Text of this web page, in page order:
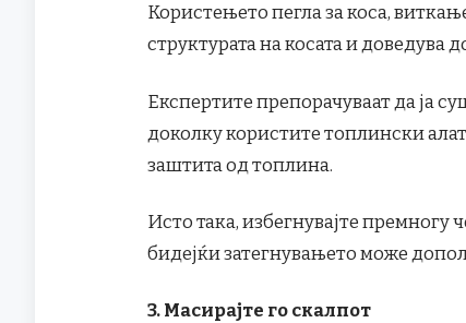
Користењето пегла за коса,
структурата на косата и доведува
Експертите препорачуваат да ја
доколку користите топлински
заштита од топлина.
Исто така, избегнувајте премногу
бидејќи затегнувањето може
3. Масирајте го скалпот